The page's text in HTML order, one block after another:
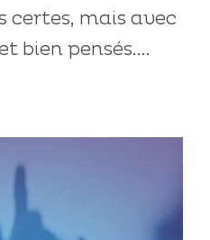
certes, mais avec
bien pensés....